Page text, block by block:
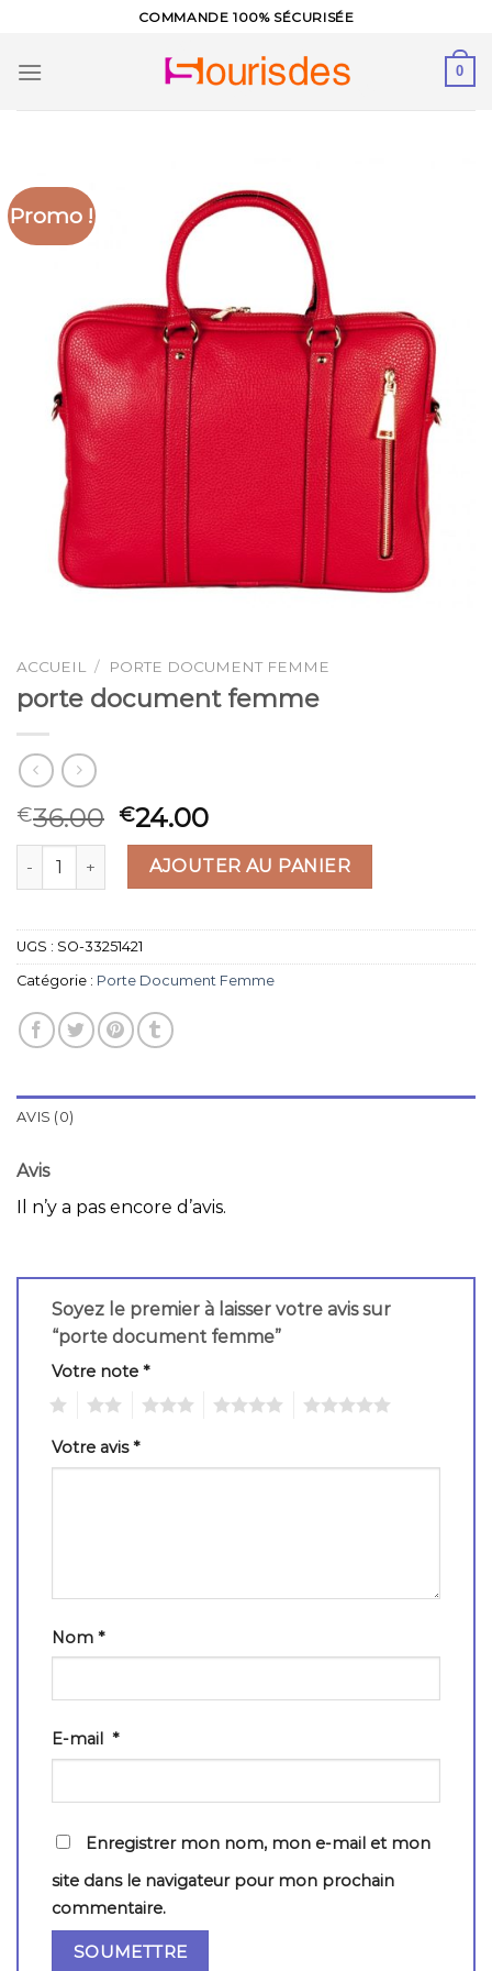
content
COMMANDE 100% SÉCURISÉE
0
Promo !
ACCUEIL / PORTE DOCUMENT FEMME
porte document femme
€36.00 €24.00
quantité de porte document femme
AJOUTER AU PANIER
UGS : SO-33251421
Catégorie : Porte Document Femme
AVIS (0)
Avis
Il n’y a pas encore d’avis.
Soyez le premier à laisser votre avis sur
“porte document femme”
Votre note *
Votre avis*
Nom *
E-mail *
Enregistrer mon nom, mon e-mail et mon
site dans le navigateur pour mon prochain
commentaire.